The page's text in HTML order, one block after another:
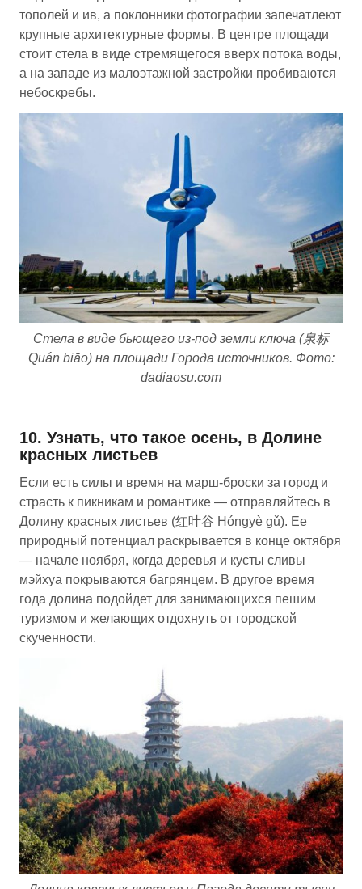
тополей и ив, а поклонники фотографии запечатлеют
крупные архитектурные формы. В центре площади
стоит стела в виде стремящегося вверх потока воды,
а на западе из малоэтажной застройки пробиваются
небоскребы.
Стела в виде бьющего из-под земли ключа (泉标
Quán biāo) на площади Города источников. Фото:
dadiaosu.com
10. Узнать, что такое осень, в Долине
красных листьев
Если есть силы и время на марш-броски за город и
страсть к пикникам и романтике — отправляйтесь в
Долину красных листьев (红叶谷 Hóngyè gǔ). Ее
природный потенциал раскрывается в конце октября
— начале ноября, когда деревья и кусты сливы
мэйхуа покрываются багрянцем. В другое время
года долина подойдет для занимающихся пешим
туризмом и желающих отдохнуть от городской
скученности.